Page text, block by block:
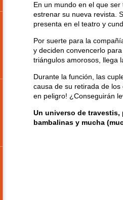
En un mundo en el que
estrenar su nueva revista.
presenta en el teatro y
Por suerte para la
y deciden convencerlo
triángulos amorosos, llega
Durante la función, las
causa de su retirada de
en peligro! ¿Conseguirán
Un universo de
bambalinas y mucha